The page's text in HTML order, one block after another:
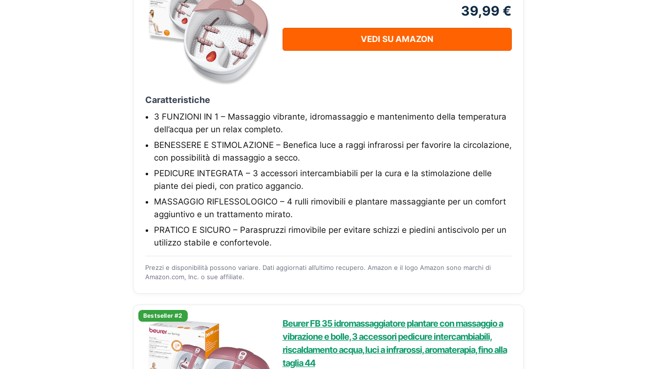
39,99 €
VEDI SU AMAZON
Caratteristiche
3 FUNZIONI IN 1 – Massaggio vibrante, idromassaggio e mantenimento della temperatura
dell’acqua per un relax completo.
BENESSERE E STIMOLAZIONE – Benefica luce a raggi infrarossi per favorire la circolazione,
con possibilità di massaggio a secco.
PEDICURE INTEGRATA – 3 accessori intercambiabili per la cura e la stimolazione delle
piante dei piedi, con pratico aggancio.
MASSAGGIO RIFLESSOLOGICO – 4 rulli rimovibili e plantare massaggiante per un comfort
aggiuntivo e un trattamento mirato.
PRATICO E SICURO – Paraspruzzi rimovibile per evitare schizzi e piedini antiscivolo per un
utilizzo stabile e confortevole.
Prezzi e disponibilità possono variare. Dati aggiornati all’ultimo recupero. Amazon e il logo Amazon sono marchi di
Amazon.com, Inc. o sue affiliate.
Bestseller #2
Beurer FB 35 idromassaggiatore plantare con massaggio a
vibrazione e bolle, 3 accessori pedicure intercambiabili,
riscaldamento acqua, luci a infrarossi, aromaterapia, fino alla
taglia 44